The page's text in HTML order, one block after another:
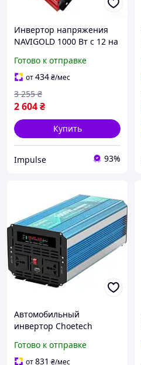
Инвертор напряжения
NAVIGOLD 1000 Вт с 12 на
синусоидо розеткой
преобразователь энергии
pelican
Готово к отправке
от434₴/мес
2 604₴
3 255 ₴
Купить
Impulse 93%
Автомобильный
инвертор Choetech
функцией ИБП, чистая
синусоида (INV-
Готово к отправке
от831 ₴/мес